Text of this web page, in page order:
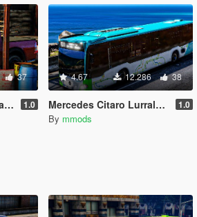
37
1.0
4.67 12.286 38
Mercedes Citaro Lurraldebus [Template | Replace] 1.0
By mmods